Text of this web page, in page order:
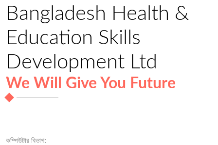
Bangladesh Health &
Education Skills
Development Ltd
We Will Give You Future
কম্পিউটার বিভাগ: